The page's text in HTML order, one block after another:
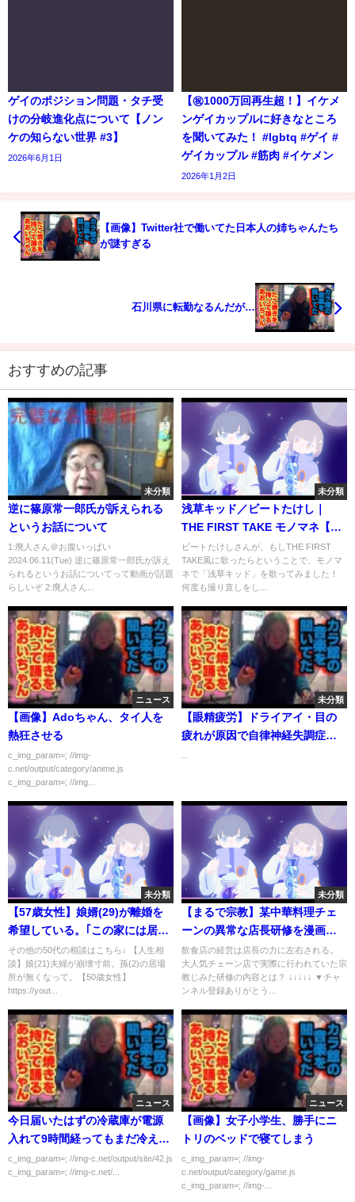
ゲイのポジション問題・タチ受
けの分岐進化点について【ノン
ケの知らない世界 #3】
2026年6月1日
【㊗️1000万回再生超！】イケメ
ンゲイカップルに好きなところ
を聞いてみた！ #lgbtq #ゲイ #
ゲイカップル #筋肉 #イケメン
2026年1月2日
【画像】Twitter社で働いてた日本人の姉ちゃんたち
が謎すぎる
石川県に転勤なるんだが…
おすすめの記事
未分類
逆に篠原常一郎氏が訴えられる
というお話について
1:廃人さん＠お腹いっぱい
2024.06.11(Tue) 逆に篠原常一郎氏が訴え
られるというお話についてって動画が話題
らしいぞ 2:廃人さん...
未分類
浅草キッド／ビートたけし｜
THE FIRST TAKE モノマネ【松
村邦洋】
ビートたけしさんが、もしTHE FIRST
TAKE風に歌ったらということで、モノマ
ネで「浅草キッド」を歌ってみました！
何度も撮り直しをし...
ニュース
【画像】Adoちゃん、タイ人を
熱狂させる
c_img_param=; //img-
c.net/output/category/anime.js
c_img_param=; //img...
未分類
【眼精疲労】ドライアイ・目の
疲れが原因で自律神経失調症に
未分類
【57歳女性】娘婿(29)が離婚を
希望している。｢この家には居た
くない｣【人生相談】
その他の50代の相談はこちら↓ 【人生相
談】娘(21)夫婦が崩壊寸前。孫(2)の居場
所が無くなって。【50歳女性】
https://yout...
未分類
【まるで宗教】某中華料理チェ
ーンの異常な店長研修を漫画に
した
飲食店の経営は店長の力に左右される。
大人気チェーン店で実際に行われていた宗
教じみた研修の内容とは？ ↓↓↓↓↓ ▼チャ
ンネル登録ありがとう...
ニュース
今日届いたはずの冷蔵庫が電源
入れて9時間経ってもまだ冷えて
ないｗｗｗｗｗｗ
c_img_param=; //img-c.net/output/site/42.js
c_img_param=; //img-c.net/...
ニュース
【画像】女子小学生、勝手にニ
トリのベッドで寝てしまう
c_img_param=; //img-
c.net/output/category/game.js
c_img_param=; //img-...